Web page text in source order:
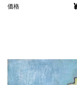
価格